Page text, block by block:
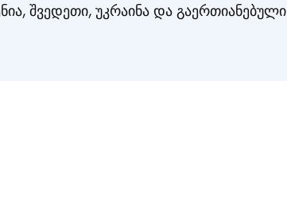
შვედეთი, უკრაინა და გაერთიანებული